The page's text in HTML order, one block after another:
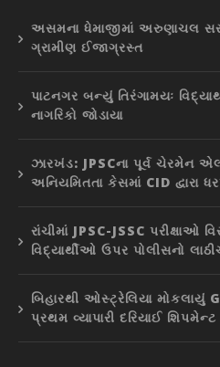
અસમના ધેમાજીમાં અરુણાચલ
ગ્રામીણ ઈજાગ્રસ્ત
પાટનગર બન્યું તિરંગામયઃ
નાગરિકો જોડાયા
ઝારખંડ: JPSCના પૂર્વ ચેરમેન
અનિયમિતતા કેસમાં CID દ્વારા
રાંચીમાં JPSC-JSSC પરીક્ષાઓ
વિદ્યાર્થીઓ ઉપર પોલીસનો
બિહારથી ઓસ્ટ્રેલિયા મોકલાયું
પ્રથમ વ્યાપારી દરિયાઈ શિપમેન્ટ